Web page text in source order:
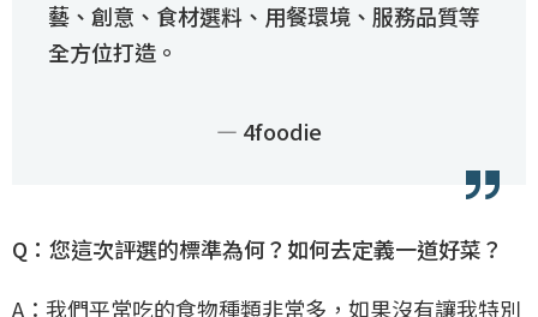
藝、創意、食材選料、用餐環境、服務品質等
全方位打造。
— 4foodie
Q：您這次評選的標準為何？如何去定義一道好菜？
A：我們平常吃的食物種類非常多，如果沒有讓我特別